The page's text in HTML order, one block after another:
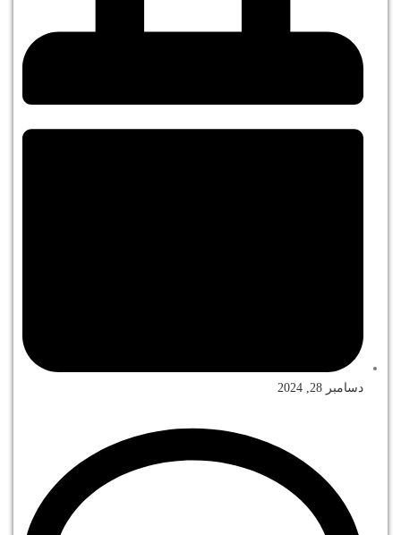
دسامبر 28, 2024